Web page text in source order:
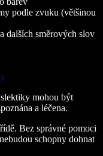
podle zvuku (většinou
dalších směrových slov
mohou být
a léčena.
Bez správné pomoci
schopny dohnat